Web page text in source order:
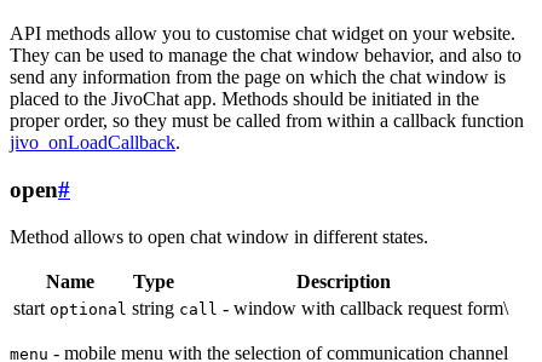
API methods allow you to customise chat widget on your website.
They can be used to manage the chat window behavior, and also to
send any information from the page on which the chat window is
placed to the JivoChat app. Methods should be initiated in the
proper order, so they must be called from within a callback function
jivo_onLoadCallback.
open#
Method allows to open chat window in different states.
Name Type
Description
start optional string call - window with callback request form\
menu - mobile menu with the selection of communication channel